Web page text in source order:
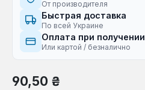
От производителя
Быстрая доставка
По всей Украине
Оплата при получении
Или картой / безналично
Обычная цена:
90,50 ₴